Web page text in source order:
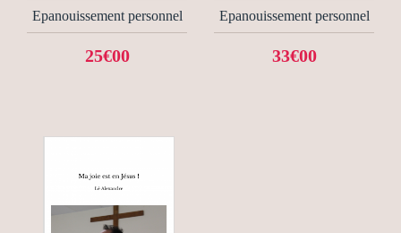
Epanouissement personnel
25€00
Epanouissement personnel
33€00